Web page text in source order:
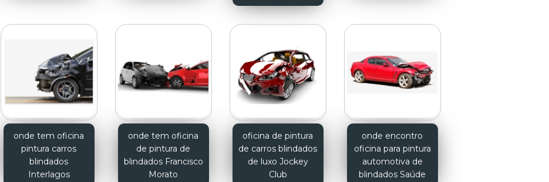
onde tem oficina
pintura carros
blindados
Interlagos
onde tem oficina
de pintura de
blindados Francisco
Morato
oficina de pintura
de carros blindados
de luxo Jockey
Club
onde encontro
oficina para pintura
automotiva de
blindados Saúde